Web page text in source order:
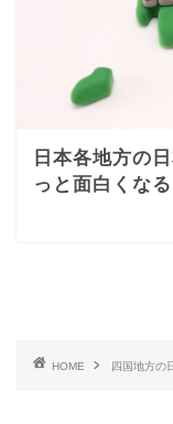
日本各地方の
っと面白くな
HOME 四国地方の